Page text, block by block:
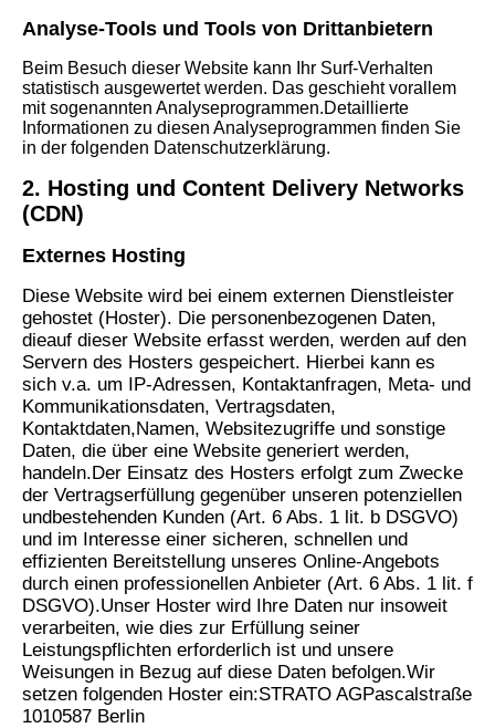
Analyse-Tools und Tools von Drittanbietern
Beim Besuch dieser Website kann Ihr Surf-Verhalten
statistisch ausgewertet werden. Das geschieht vorallem
mit sogenannten Analyseprogrammen.Detaillierte
Informationen zu diesen Analyseprogrammen finden Sie
in der folgenden Datenschutzerklärung.
2. Hosting und Content Delivery Networks
(CDN)
Externes Hosting
Diese Website wird bei einem externen Dienstleister
gehostet (Hoster). Die personenbezogenen Daten,
dieauf dieser Website erfasst werden, werden auf den
Servern des Hosters gespeichert. Hierbei kann es
sich v.a. um IP-Adressen, Kontaktanfragen, Meta- und
Kommunikationsdaten, Vertragsdaten,
Kontaktdaten,Namen, Websitezugriffe und sonstige
Daten, die über eine Website generiert werden,
handeln.Der Einsatz des Hosters erfolgt zum Zwecke
der Vertragserfüllung gegenüber unseren potenziellen
undbestehenden Kunden (Art. 6 Abs. 1 lit. b DSGVO)
und im Interesse einer sicheren, schnellen und
effizienten Bereitstellung unseres Online-Angebots
durch einen professionellen Anbieter (Art. 6 Abs. 1 lit. f
DSGVO).Unser Hoster wird Ihre Daten nur insoweit
verarbeiten, wie dies zur Erfüllung seiner
Leistungspflichten erforderlich ist und unsere
Weisungen in Bezug auf diese Daten befolgen.Wir
setzen folgenden Hoster ein:STRATO AGPascalstraße
1010587 Berlin